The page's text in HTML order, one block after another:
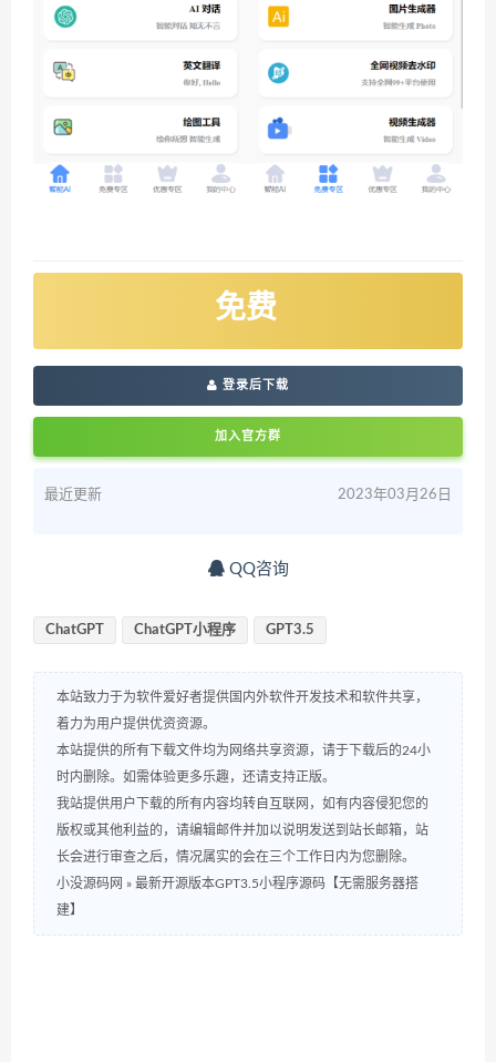
免费
登录后下载
加入官方群
最近更新 2023年03月26日
QQ咨询
ChatGPT ChatGPT小程序 GPT3.5
本站致力于为软件爱好者提供国内外软件开发技术和软件共享，
着力为用户提供优资资源。
本站提供的所有下载文件均为网络共享资源，请于下载后的24小
时内删除。如需体验更多乐趣，还请支持正版。
我站提供用户下载的所有内容均转自互联网，如有内容侵犯您的
版权或其他利益的，请编辑邮件并加以说明发送到站长邮箱，站
长会进行审查之后，情况属实的会在三个工作日内为您删除。
小没源码网 » 最新开源版本GPT3.5小程序源码【无需服务器搭
建】